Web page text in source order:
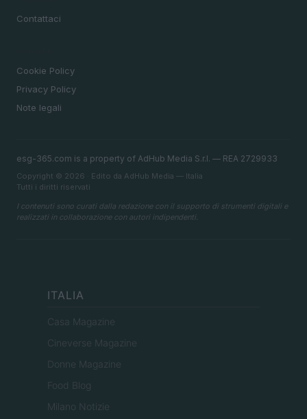
Contattaci
Cookie Policy
Privacy Policy
Note legali
esg-365.com is a property of AdHub Media S.r.l. — REA 2729933
Copyright © 2026 · Edito da AdHub Media — Italia
Tutti i diritti riservati
I contenuti sono curati dalla redazione con il supporto di strumenti digitali e
realizzati in collaborazione con autori indipendenti.
ITALIA
Casa Magazine
Cineverse Magazine
Donne Magazine
Food Blog
Milano Notizie